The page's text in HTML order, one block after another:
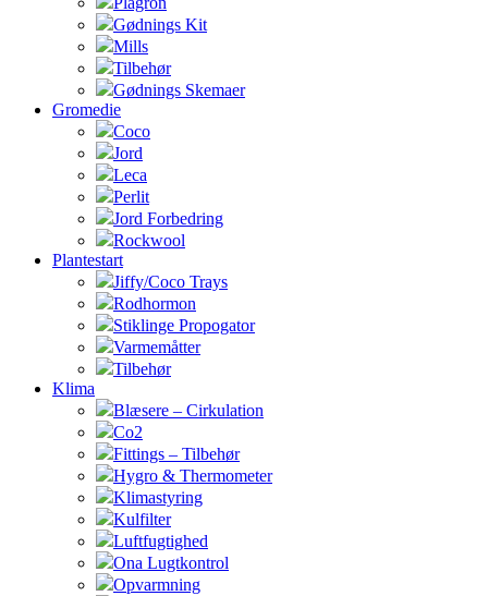
Gødnings Kit
Mills
Tilbehør
Gødnings Skemaer
Gromedie
Coco
Jord
Leca
Perlit
Jord Forbedring
Rockwool
Plantestart
Jiffy/Coco Trays
Rodhormon
Stiklinge Propogator
Varmemåtter
Tilbehør
Klima
Blæsere – Cirkulation
Co2
Fittings – Tilbehør
Hygro & Thermometer
Klimastyring
Kulfilter
Luftfugtighed
Ona Lugtkontrol
Opvarmning